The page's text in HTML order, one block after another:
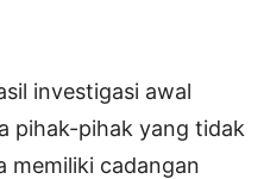
investigasi awal
pihak-pihak yang tidak
memiliki cadangan